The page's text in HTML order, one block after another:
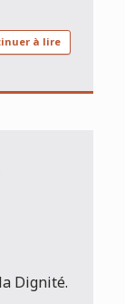
à lire
Dignité.